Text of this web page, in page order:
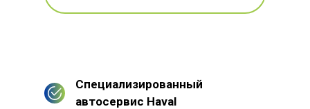
Специализированный
автосервис Haval